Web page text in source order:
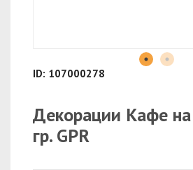
ID: 107000278
Декорации Кафе
гр. GPR